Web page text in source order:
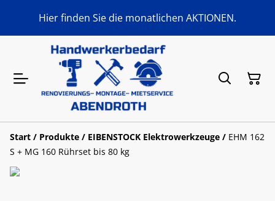
Hier finden Sie die monatlichen AKTIONEN.
Start / Produkte / EIBENSTOCK Elektrowerkzeuge / EHM 162
S + MG 160 Rührset bis 80 kg